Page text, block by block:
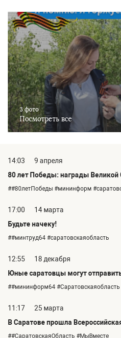
3 фото
Посмотреть все
14:03
9 апреля
80 лет Победы: награды Великой
##80летПобеды #мининформ
17:00
14 марта
Будьте начеку!
##минтруд64 #саратовскаяобласть
12:55
18 декабря
Юные саратовцы могут
##мининформ64
11:17
25 марта
В Саратове прошла
##СаратовскаяОбласть #МыВместе